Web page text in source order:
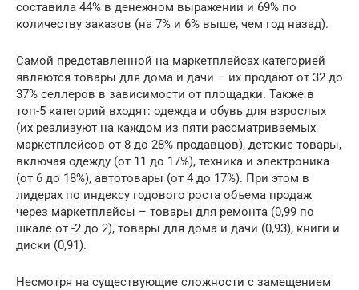
составила 44% в денежном выражении и 69% по
количеству заказов (на 7% и 6% выше, чем год назад).
Самой представленной на маркетплейсах категорией
являются товары для дома и дачи – их продают от 32 до
37% селлеров в зависимости от площадки. Также в
топ-5 категорий входят: одежда и обувь для взрослых
(их реализуют на каждом из пяти рассматриваемых
маркетплейсов от 8 до 28% продавцов), детские товары,
включая одежду (от 11 до 17%), техника и электроника
(от 6 до 18%), автотовары (от 4 до 17%). При этом в
лидерах по индексу годового роста объема продаж
через маркетплейсы – товары для ремонта (0,99 по
шкале от -2 до 2), товары для дома и дачи (0,93), книги и
диски (0,91).
Несмотря на существующие сложности с замещением